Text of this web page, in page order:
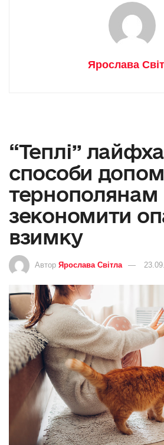
Ярослава
“Теплі”
способи
тернополянам
зекономити
взимку
Автор Ярослава Світла